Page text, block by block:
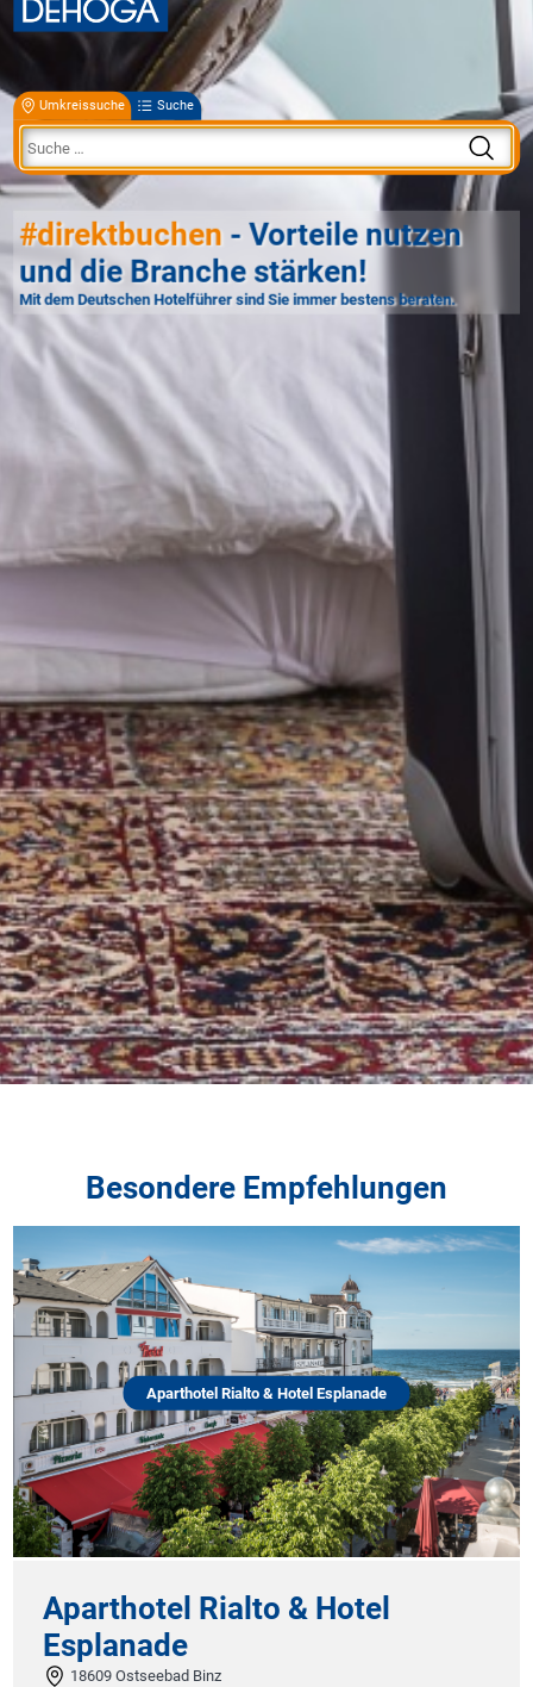
Umkreissuche Suche
#direktbuchen - Vorteile nutzen
und die Branche stärken!
Mit dem Deutschen Hotelführer sind Sie immer bestens beraten.
Besondere Empfehlungen
Aparthotel Rialto & Hotel Esplanade
Aparthotel Rialto & Hotel
Esplanade
18609 Ostseebad Binz